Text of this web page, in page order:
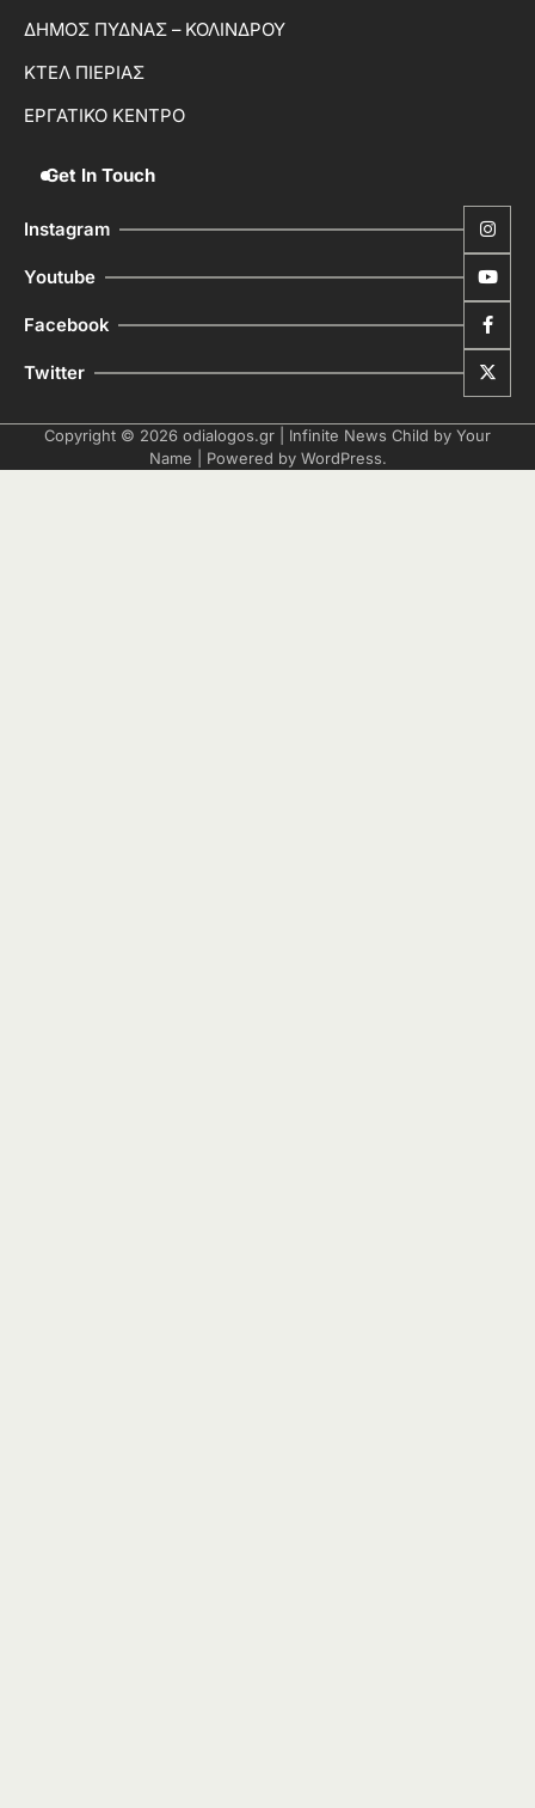
ΔΗΜΟΣ ΠΥΔΝΑΣ – ΚΟΛΙΝΔΡΟΥ
ΚΤΕΛ ΠΙΕΡΙΑΣ
ΕΡΓΑΤΙΚΟ ΚΕΝΤΡΟ
Get In Touch
Instagram
Youtube
Facebook
Twitter
Copyright © 2026 odialogos.gr | Infinite News Child by Your
Name | Powered by WordPress.